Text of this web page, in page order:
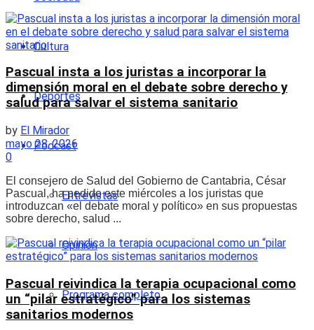
Cultura
Deportes
Podcast
Entrevistas
Opinión
Programa completo
Pascual insta a los juristas a incorporar la
dimensión moral en el debate sobre derecho y
salud para salvar el sistema sanitario
by El Mirador
mayo 28, 2026
0
El consejero de Salud del Gobierno de Cantabria, César
Pascual, ha pedido este miércoles a los juristas que
introduzcan «el debate moral y político» en sus propuestas
sobre derecho, salud ...
Pascual reivindica la terapia ocupacional como
un “pilar estratégico” para los sistemas
sanitarios modernos